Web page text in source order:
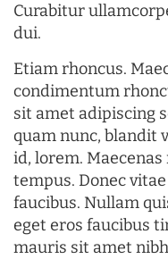
Curabitur
dui.
Etiam rhoncus.
condimentum
sit amet adipiscing
quam nunc, blandit
id, lorem.
tempus. Donec
faucibus. Nullam
eget eros faucibus
mauris sit amet